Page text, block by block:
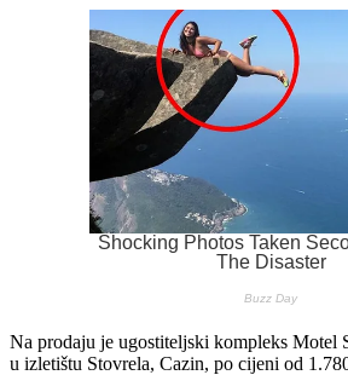
Na prodaju je ugostiteljski kompleks Motel
u izletištu Stovrela, Cazin, po cijeni od